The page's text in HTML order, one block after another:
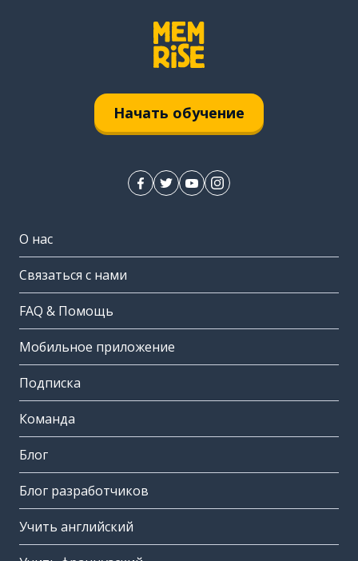
Начать обучение
О нас
Связаться с нами
FAQ & Помощь
Мобильное приложение
Подписка
Команда
Блог
Блог разработчиков
Учить английский